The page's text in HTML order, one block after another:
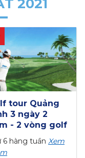
2021
NEW
Sân
trong
Từ thứ 2